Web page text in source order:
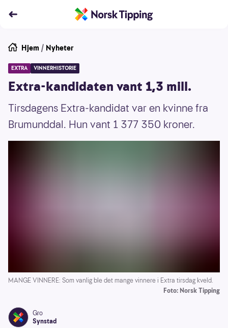
Hjem / Nyheter
EXTRA VINNERHISTORIE
Extra-kandidaten vant 1,3 mill.
Tirsdagens Extra-kandidat var en kvinne fra
Brumunddal. Hun vant 1 377 350 kroner.
MANGE VINNERE: Som vanlig ble det mange vinnere i Extra tirsdag kveld.
Foto: Norsk Tipping
Gro
Synstad